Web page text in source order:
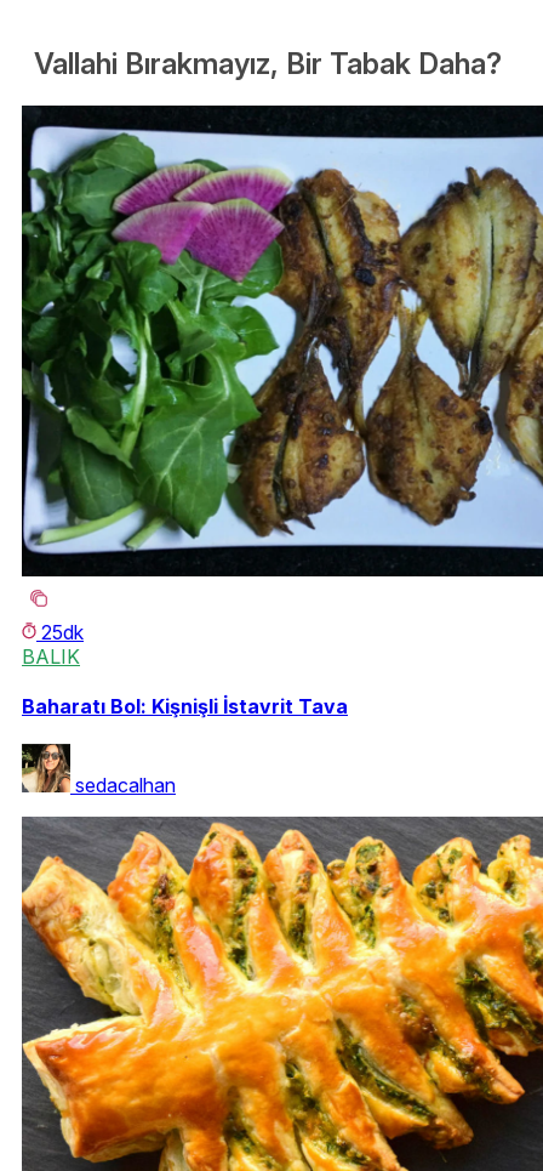
Vallahi Bırakmayız, Bir Tabak Daha?
25dk
BALIK
Baharatı Bol: Kişnişli İstavrit Tava
sedacalhan